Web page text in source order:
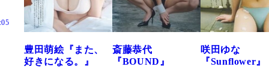
斎藤恭代
『BOUND』
咲田ゆな
『Sunflower』
藤水咲桜『花
だまり』